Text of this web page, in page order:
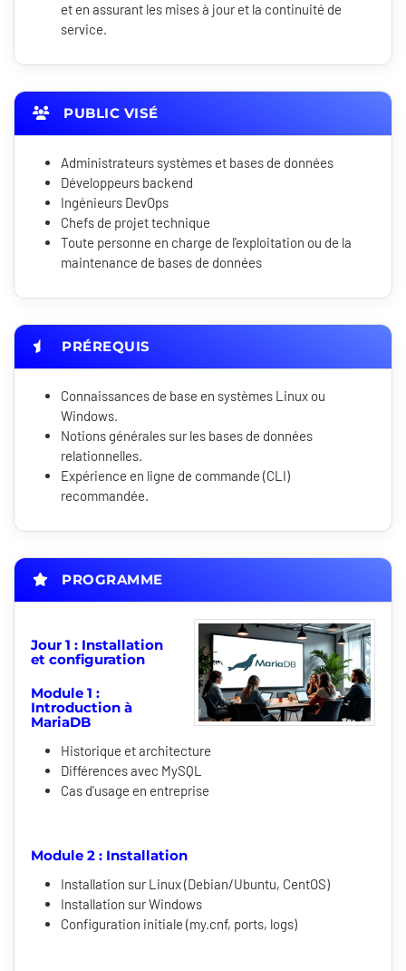
et en assurant les mises à jour et la continuité de
service.
PUBLIC VISÉ
Administrateurs systèmes et bases de données
Développeurs backend
Ingénieurs DevOps
Chefs de projet technique
Toute personne en charge de l'exploitation ou de la
maintenance de bases de données
PRÉREQUIS
Connaissances de base en systèmes Linux ou
Windows.
Notions générales sur les bases de données
relationnelles.
Expérience en ligne de commande (CLI)
recommandée.
PROGRAMME
Jour 1 : Installation
et configuration
Module 1 :
Introduction à
MariaDB
Historique et architecture
Différences avec MySQL
Cas d'usage en entreprise
Module 2 : Installation
Installation sur Linux (Debian/Ubuntu, CentOS)
Installation sur Windows
Configuration initiale (my.cnf, ports, logs)